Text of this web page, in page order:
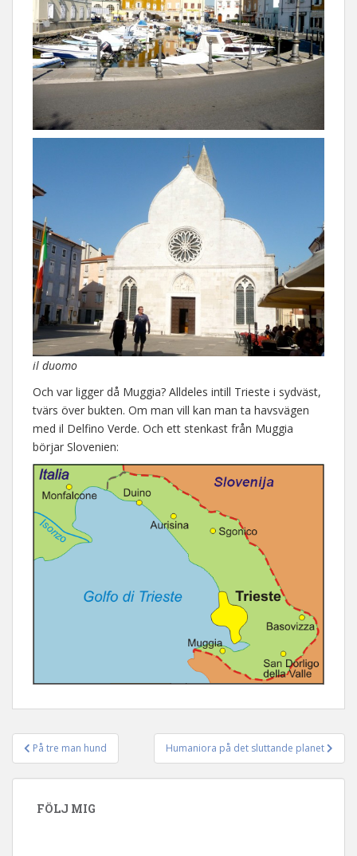
il duomo
Och var ligger då Muggia? Alldeles intill Trieste i sydväst,
tvärs över bukten. Om man vill kan man ta havsvägen
med il Delfino Verde. Och ett stenkast från Muggia
börjar Slovenien:
Inläggsnavigering
På tre man hund Humaniora på det sluttande planet
FÖLJ MIG